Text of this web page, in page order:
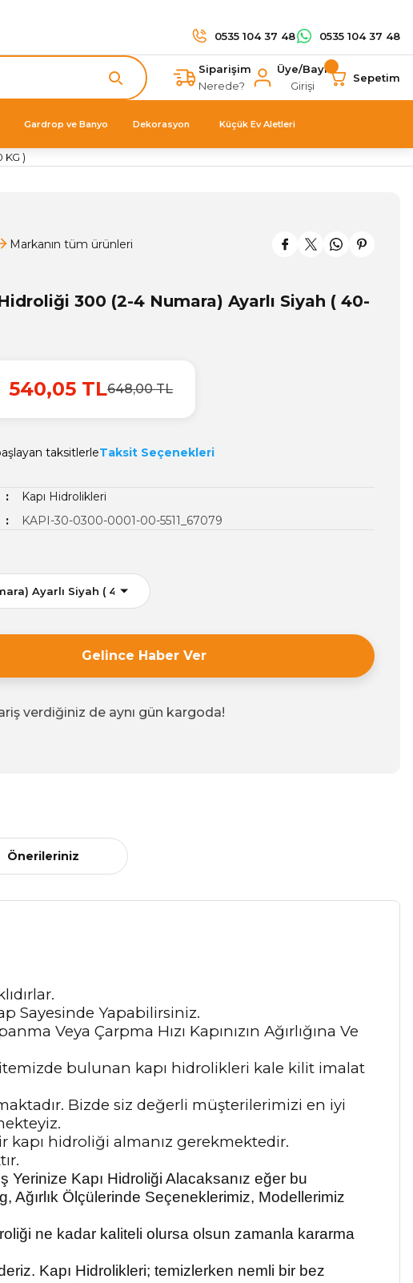
0535 104 37 48 0535 104 37 48
Siparişim
Nerede?
Üye/Bayi
Girişi
Sepetim
Gardrop ve Banyo Dekorasyon Küçük Ev Aletleri
KG )
Markanın tüm ürünleri
300 (2-4 Numara) Ayarlı Siyah ( 40-
540,05 TL648,00 TL
taksitlerleTaksit Seçenekleri
Kapı Hidrolikleri
KAPI-30-0300-0001-00-5511_67079
Gelince Haber Ver
verdiğiniz de aynı gün kargoda!
Önerileriniz
Sayesinde Yapabilirsiniz.
Veya Çarpma Hızı Kapınızın Ağırlığına Ve
bulunan kapı hidrolikleri kale kilit imalat
Bizde siz değerli müşterilerimizi en iyi
kapı hidroliği almanız gerekmektedir.
Kapı Hidroliği Alacaksanız eğer bu
Ağırlık Ölçülerinde Seçeneklerimiz, Modellerimiz
ne kadar kaliteli olursa olsun zamanla kararma
Kapı Hidrolikleri; temizlerken nemli bir bez